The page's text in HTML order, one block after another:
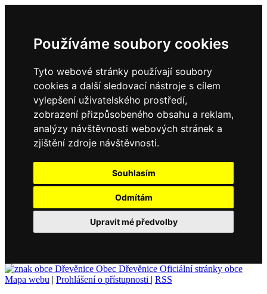
Používáme soubory cookies
Tyto webové stránky používají soubory
cookies a další sledovací nástroje s cílem
vylepšení uživatelského prostředí,
zobrazení přizpůsobeného obsahu a reklam,
analýzy návštěvnosti webových stránek a
zjištění zdroje návštěvnosti.
Souhlasím
Odmítám
Upravit mé předvolby
Obec Dřevěnice Oficiální stránky obce
Mapa webu | Prohlášení o přístupnosti | RSS